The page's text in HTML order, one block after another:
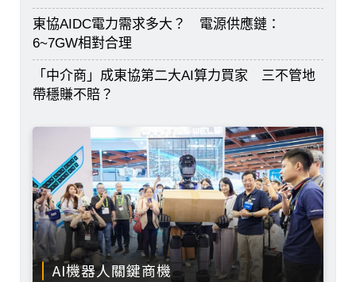
東協AIDC電力需求多大？ 電源供應鏈：
6~7GW相對合理
「中介商」成東協第二大AI算力買家 三不管地
帶穩賺不賠？
AI機器人關鍵商機